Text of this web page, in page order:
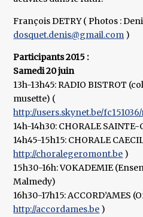
François DETRY ( Photos :
dosquet.denis@gmail.com )
Participants 2015 :
Samedi 20 juin
13h-13h45: RADIO BISTROT
musette) (
http://users.skynet.be/
14h-14h30: CHORALE
14h45-15h15: CHORALE
http://choralegeromont.be )
15h30-16h: VOKADEMIE
Malmedy)
16h30-17h15: ACCORD’AMES
http://accordames.be )